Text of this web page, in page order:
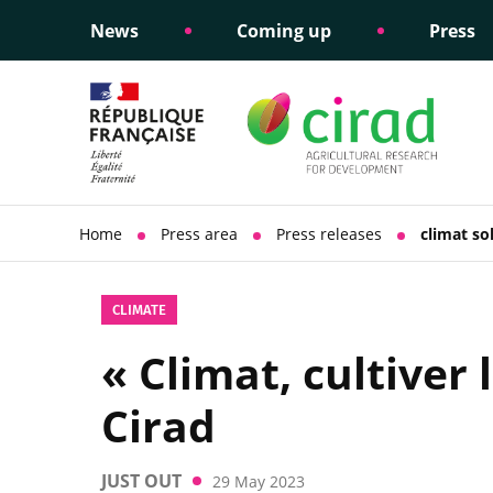
News Coming up Press
Informing public policy
Science
support
Ethical commitments
Social
policy
Home Press area Press releases climat
CLIMATE
« Climat, cultiver
Cirad
JUST OUT 29 May 2023